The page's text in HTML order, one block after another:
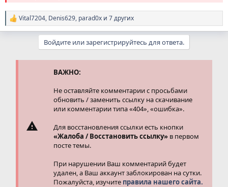
Р
е
Vital7204, Denis629, parad0x и 7 других
Войдите или зарегистрируйтесь для ответа.
ВАЖНО:
Не оставляйте комментарии с просьбами
обновить / заменить ссылку на скачивание
или комментарии типа «404», «ошибка».
Для восстановления ссылки есть кнопки
«Жалоба / Восстановить ссылку» в первом
посте темы.
При нарушении Ваш комментарий будет
удален, а Ваш аккаунт заблокирован на сутки.
Пожалуйста, изучите правила нашего сайта.